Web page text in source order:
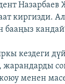
Назарбаев
киргизди.
бааңыз
кездеги
жарандарды
менен